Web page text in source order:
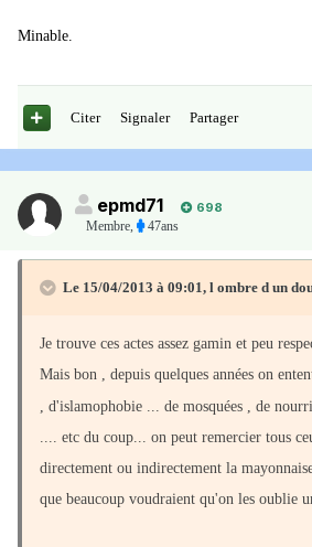
Minable.
Citer Signaler Partager
epmd71
698
Membre, 47ans
Le 15/04/2013 à 09:01, l ombre d un
Je trouve ces actes assez gamin et peu
Mais bon , depuis quelques années on
, d'islamophobie ... de mosquées , de
.... etc du coup... on peut remercier tous
directement ou indirectement la
que beaucoup voudraient qu'on les oublie